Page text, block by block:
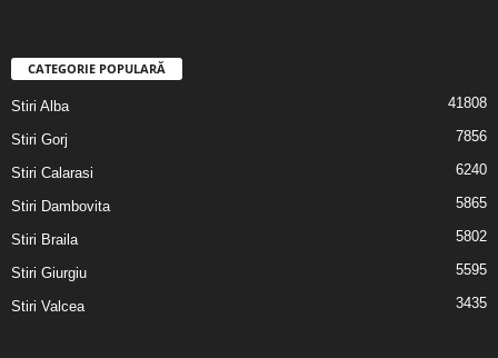
CATEGORIE POPULARĂ
Stiri Alba 41808
Stiri Gorj 7856
Stiri Calarasi 6240
Stiri Dambovita 5865
Stiri Braila 5802
Stiri Giurgiu 5595
Stiri Valcea 3435